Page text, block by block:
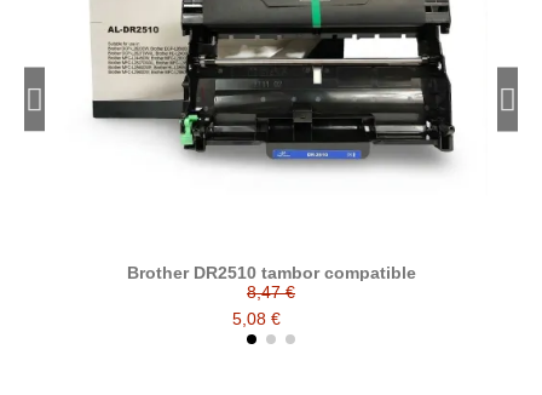
Brother DR2510 tambor compatible
8,47 €
5,08 €